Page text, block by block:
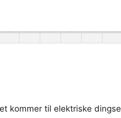
kommer til elektriske